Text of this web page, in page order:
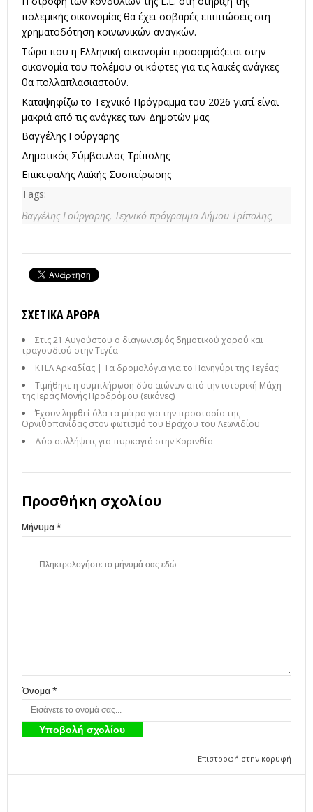
πολεμικής οικονομίας θα έχει σοβαρές επιπτώσεις στη
χρηματοδότηση κοινωνικών αναγκών.
Τώρα που η Ελληνική οικονομία προσαρμόζεται στην
οικονομία του πολέμου οι κόφτες για τις λαϊκές ανάγκες
θα πολλαπλασιαστούν.
Καταψηφίζω το Τεχνικό Πρόγραμμα του 2026 γιατί είναι
μακριά από τις ανάγκες των Δημοτών μας.
Βαγγέλης Γούργαρης
Δημοτικός Σύμβουλος Τρίπολης
Επικεφαλής Λαϊκής Συσπείρωσης
Tags:
Βαγγέλης Γούργαρης, Τεχνικό πρόγραμμα Δήμου Τρίπολης,
ΣΧΕΤΙΚΆ ΆΡΘΡΑ
Στις 21 Αυγούστου ο διαγωνισμός δημοτικού χορού και
τραγουδιού στην Τεγέα
ΚΤΕΛ Αρκαδίας | Τα δρομολόγια για το Πανηγύρι της Τεγέας!
Τιμήθηκε η συμπλήρωση δύο αιώνων από την ιστορική Μάχη
της Ιεράς Μονής Προδρόμου (εικόνες)
Έχουν ληφθεί όλα τα μέτρα για την προστασία της
Ορνιθοπανίδας στον φωτισμό του Βράχου του Λεωνιδίου
Δύο συλλήψεις για πυρκαγιά στην Κορινθία
Προσθήκη σχολίου
Μήνυμα *
Όνομα *
Επιστροφή στην κορυφή